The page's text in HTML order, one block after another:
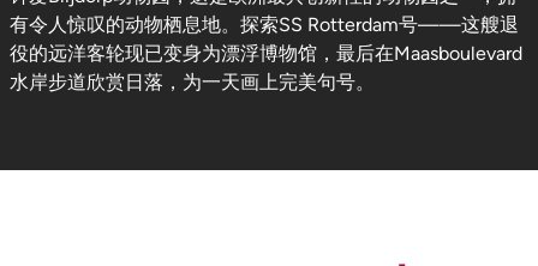
有令人惊叹的动物栖息地。探索SS Rotterdam号——这艘退
役的远洋客轮现已变身为漂浮博物馆，最后在Maasboulevard
水岸步道欣赏日落，为一天画上完美句号。